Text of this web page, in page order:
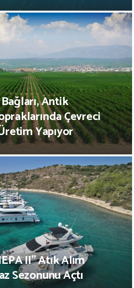
Antik
Çevreci
Yapıyor
II” Atık Alım
Sezonunu Açtı